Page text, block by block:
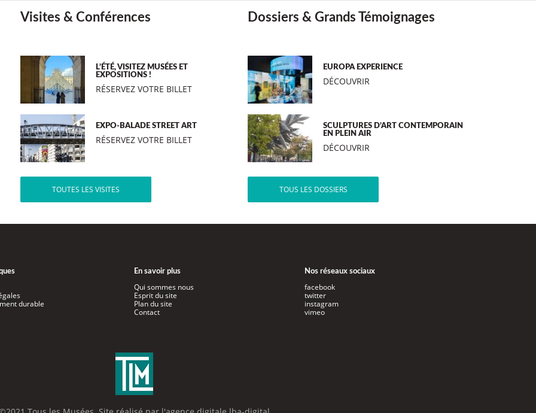
Visites & Conférences
L’ÉTÉ, VISITEZ MUSÉES ET
EXPOSITIONS !
RÉSERVEZ VOTRE BILLET
EXPO-BALADE STREET ART
RÉSERVEZ VOTRE BILLET
TOUTES LES VISITES
Dossiers & Grands Témoignages
EUROPA EXPERIENCE
DÉCOUVRIR
SCULPTURES D’ART CONTEMPORAIN
EN PLEIN AIR
DÉCOUVRIR
TOUS LES DOSSIERS
durable
En savoir plus
Qui sommes nous
Esprit du site
Plan du site
Contact
Nos réseaux sociaux
facebook
twitter
instagram
vimeo